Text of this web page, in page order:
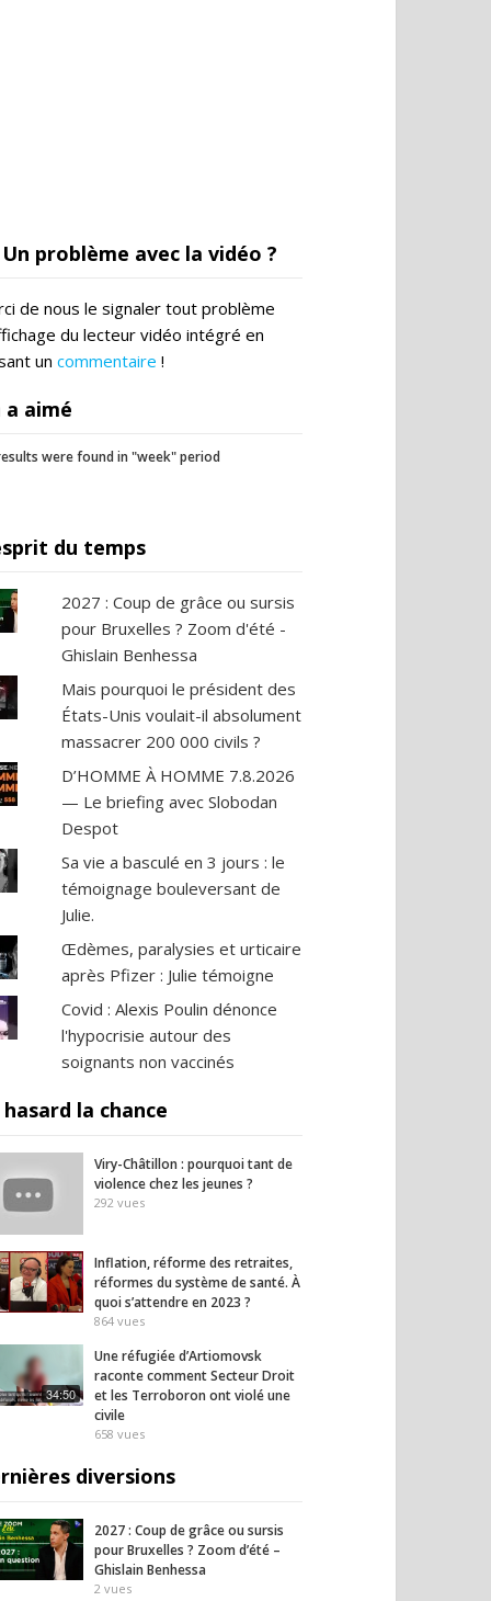
Un problème avec la vidéo ?
de nous le signaler tout problème
du lecteur vidéo intégré en
un commentaire !
a aimé
were found in "week" period
du temps
2027 : Coup de grâce ou sursis
pour Bruxelles ? Zoom d'été -
Ghislain Benhessa
Mais pourquoi le président des
États-Unis voulait-il absolument
massacrer 200 000 civils ?
D’HOMME À HOMME 7.8.2026
— Le briefing avec Slobodan
Despot
Sa vie a basculé en 3 jours : le
témoignage bouleversant de
Julie.
Œdèmes, paralysies et urticaire
après Pfizer : Julie témoigne
Covid : Alexis Poulin dénonce
l'hypocrisie autour des
soignants non vaccinés
hasard la chance
Viry-Châtillon : pourquoi tant de
violence chez les jeunes ?
292 vues
Inflation, réforme des retraites,
réformes du système de santé. À
quoi s’attendre en 2023 ?
864 vues
34:50
Une réfugiée d’Artiomovsk
raconte comment Secteur Droit
et les Terrоboron ont violé une
civile
658 vues
diversions
2027 : Coup de grâce ou sursis
pour Bruxelles ? Zoom d’été –
Ghislain Benhessa
2 vues